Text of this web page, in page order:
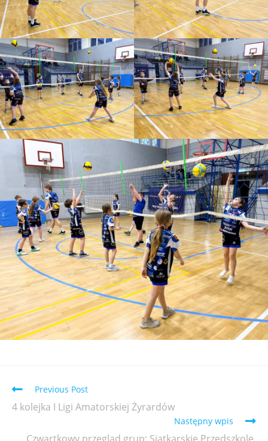
Previous Post
4 kolejka I Ligi Amatorskiej Żyrardów
Następny wpis
Czwartkowy przegląd grup: Siatkarskie Przedszkole,